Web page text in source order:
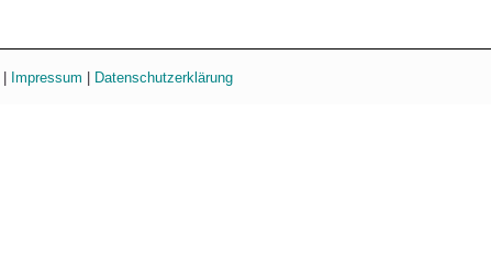
| Impressum | Datenschutzerklärung